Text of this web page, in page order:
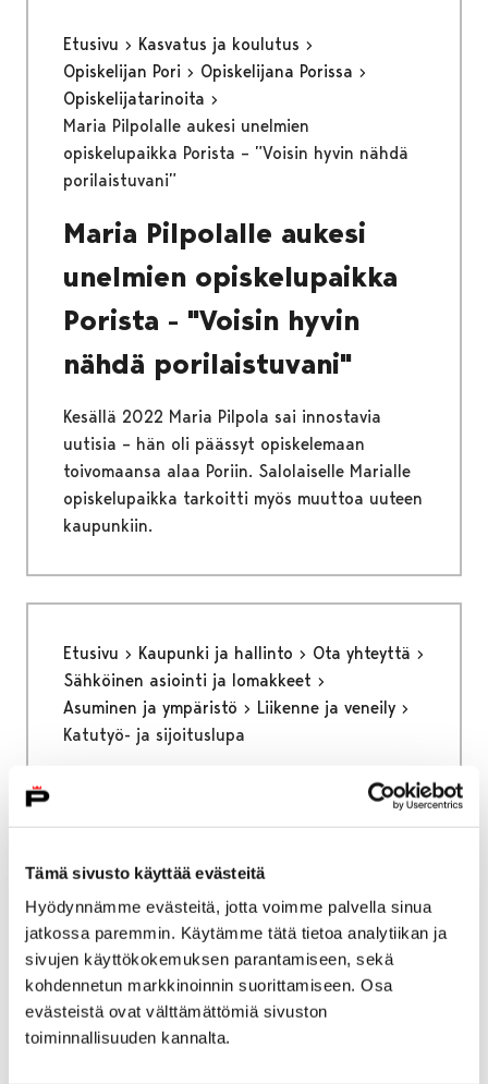
Tämä sivusto käyttää evästeitä
Hyödynnämme evästeitä, jotta voimme palvella sinua
jatkossa paremmin. Käytämme tätä tietoa analytiikan ja
sivujen käyttökokemuksen parantamiseen, sekä
kohdennetun markkinoinnin suorittamiseen. Osa
evästeistä ovat välttämättömiä sivuston
toiminnallisuuden kannalta.
Etusivu
Kasvatus ja koulutus
Opiskelijan Pori
Opiskelijana Porissa
Opiskelijatarinoita
Maria Pilpolalle aukesi unelmien
opiskelupaikka Porista – ”Voisin hyvin nähdä
porilaistuvani”
Maria Pilpolalle aukesi
unelmien opiskelupaikka
Porista - "Voisin hyvin
nähdä porilaistuvani"
Kesällä 2022 Maria Pilpola sai innostavia
uutisia – hän oli päässyt opiskelemaan
toivomaansa alaa Poriin. Salolaiselle Marialle
opiskelupaikka tarkoitti myös muuttoa uuteen
kaupunkiin.
Etusivu Kaupunki ja hallinto
Ota yhteyttä
Sähköinen asiointi ja lomakkeet
Asuminen ja ympäristö
Liikenne ja veneily
Katutyö- ja sijoituslupa
sijoituslupahakemus
Voit siirtyä katutyö- ja sijoituslupa -
hakemukseen painamalla alla olevasta
linkistä.